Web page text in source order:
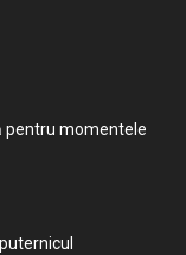
pentru momentele